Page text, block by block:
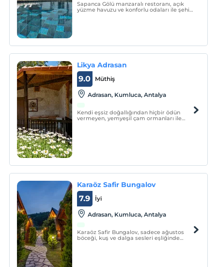
Sapanca Gölü manzaralı restoranı, açık
yüzme havuzu ve konforlu odaları ile şehir
Likya Adrasan
Müthiş
9.0
Adrasan, Kumluca, Antalya
Kendi eşsiz doğallığından hiçbir ödün
vermeyen, yemyeşil çam ormanları ile
Karaöz Safir Bungalov
İyi
7.9
Adrasan, Kumluca, Antalya
Karaöz Safir Bungalov, sadece ağustos
böceği, kuş ve dalga sesleri eşliğinde